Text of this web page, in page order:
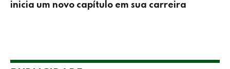
inicia um novo capítulo em sua carreira